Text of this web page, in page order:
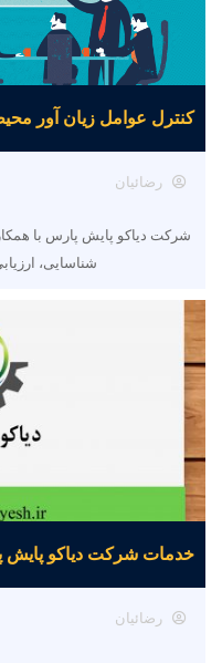
کنترل عوامل زیان آور محیط
رضائیان
شرکت دیاکو پایش پارس با
شناسایی، ارزیابی
خدمات شرکت دیاکو پایش
رضائیان